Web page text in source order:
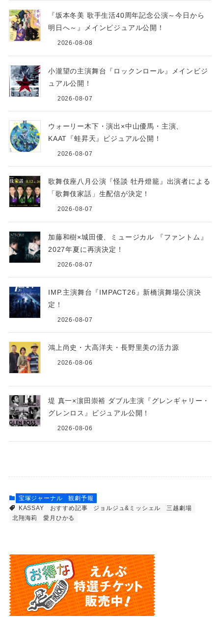
『坂本冬美 歌手生活40周年記念公演～今日から
明日へ～』メインビジュアル公開！
2026-08-08
小瀧望の主演舞台『ロックンロール』メインビジ
ュアル公開！
2026-08-07
ウォーリー木下・演出×中山優馬・主演、
KAAT『蛙昇天』ビジュアル公開！
2026-08-07
歌舞伎座八月公演『怪談 牡丹燈籠』出演者による
「歌舞伎家話」生配信が決定！
2026-08-07
加藤和樹×城田優、ミュージカル 『ファントム』
2027年夏に再演決定！
2026-08-07
IMP.主演舞台『IMPACT26』新橋演舞場公演決
定！
2026-08-07
鴻上尚史・大高洋夫・長野里美の活力源
2026-08-06
堤 真一×濵田崇裕 ダブル主演『グレンギャリー・
グレンロス』ビジュアル公開！
2026-08-06
宝塚ジャーナル
観劇予報
KASSAY
おすすめ記事 ジョルジュ&ミッシェル
三越劇場
北翔海莉
愛月ひかる